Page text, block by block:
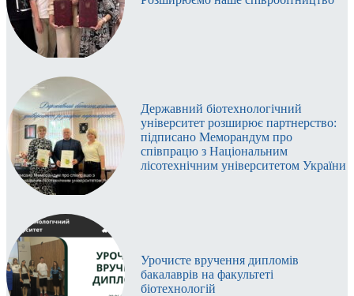
Державний біотехнологічний
університет розширює партнерство:
підписано Меморандум про
співпрацю з Національним
лісотехнічним університетом України
Урочисте вручення дипломів
бакалаврів на факультеті
біотехнологій